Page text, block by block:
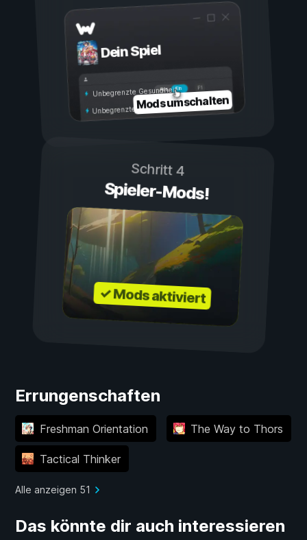
Dein Spiel
Ein
Aus
Unbegrenzte Gesundheit
Unbegrenzte AusdauerMods umschalten
Schritt 4
Spieler-Mods!
✓ Mods aktiviert
Errungenschaften
Freshman Orientation The Way to Thors
Tactical Thinker
Alle anzeigen 51
Das könnte dir auch interessieren